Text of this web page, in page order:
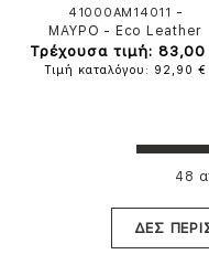
41000AM14011 -
ΜΑΥΡΟ - Eco Leather
Τρέχουσα τιμή:
Τιμή καταλόγου: 92,90 €
48
ΔΕΣ